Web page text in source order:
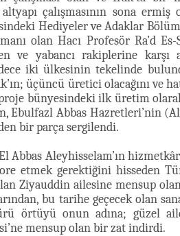
çalışmasının sona
Hediyeler ve Adaklar
olan Hacı Profesör Ra’d
ve yabancı rakiplerine
iki ülkesinin tekelinde
üçüncü üretici olacağını ve
bünyesindeki ilk üretim
Ebulfazl Abbas Hazretleri’nin
bir parça sergilendi.
Abbas Aleyhisselam’ın
etmek gerektiğini hisseden
Ziyauddin ailesine mensup
bu tarihe geçecek olan
örtüyü onun adına; güzel
mensup olan bir zat indirdi.